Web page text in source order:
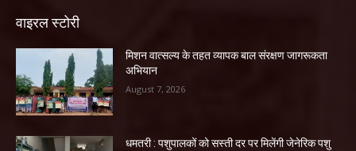
वाइरल स्टोरी
मिशन वात्सल्य के तहत व्यापक बाल संरक्षण जागरूकता
अभियान
August 7, 2026
धमतरी : पशुपालकों को सस्ती दर पर मिलेंगी जेनेरिक पशु